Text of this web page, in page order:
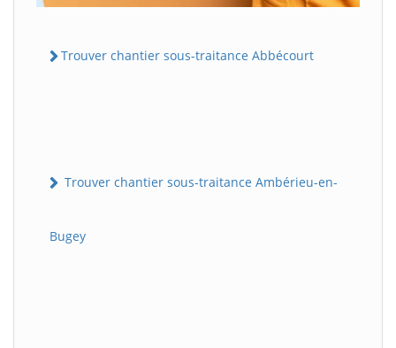
Trouver chantier sous-traitance Abbécourt
Trouver chantier sous-traitance Ambérieu-en-
Bugey